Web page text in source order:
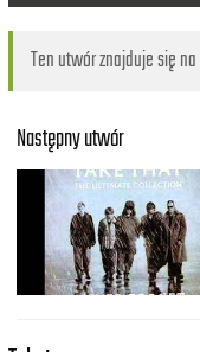
Ten utwór znajduje się
Następny utwór